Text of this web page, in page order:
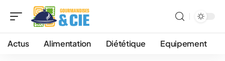
Actus Alimentation Diététique Equipement